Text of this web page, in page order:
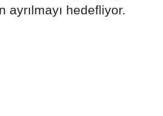
ayrılmayı hedefliyor.